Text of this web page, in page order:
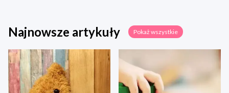
Najnowsze artykuły Pokaż wszystkie